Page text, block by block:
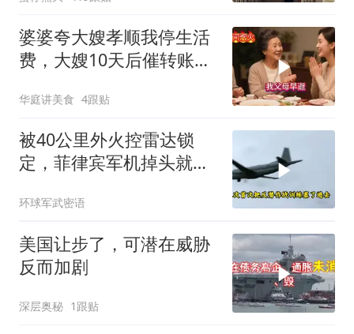
婆婆夸大嫂孝顺我停生活
费，大嫂10天后催转账，
华庭讲美食 4跟贴
被40公里外火控雷达锁
定，菲律宾军机掉头就
场
环球军武密语
美国让步了，可潜在威胁
反而加剧
深层奥秘 1跟贴